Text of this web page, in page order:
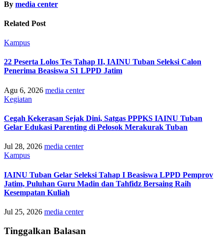
By media center
Related Post
Kampus
22 Peserta Lolos Tes Tahap II, IAINU Tuban Seleksi Calon
Penerima Beasiswa S1 LPPD Jatim
Agu 6, 2026 media center
Kegiatan
Cegah Kekerasan Sejak Dini, Satgas PPPKS IAINU Tuban
Gelar Edukasi Parenting di Pelosok Merakurak Tuban
Jul 28, 2026 media center
Kampus
IAINU Tuban Gelar Seleksi Tahap I Beasiswa LPPD Pemprov
Jatim, Puluhan Guru Madin dan Tahfidz Bersaing Raih
Kesempatan Kuliah
Jul 25, 2026 media center
Tinggalkan Balasan